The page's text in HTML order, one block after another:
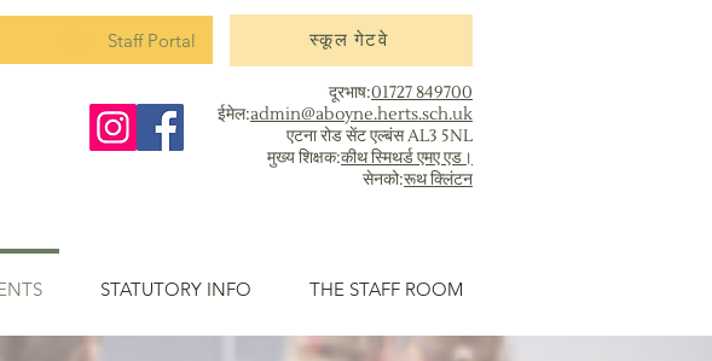
Staff Portal स्कूल गेटवे
दूरभाष:01727 849700
ईमेल:admin@aboyne.herts.sch.uk
एटना रोड सेंट एल्बंस AL3 5NL
मुख्य शिक्षक:कीथ स्मिथर्ड एमए एड।
सेनको:रूथ क्लिंटन
STATUTORY INFO THE STAFF ROOM